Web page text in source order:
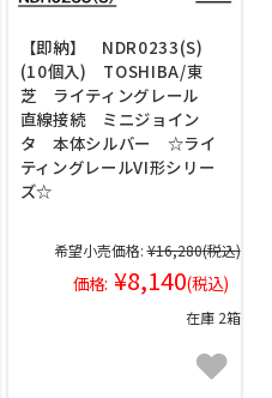
【即納】 NDR0233(S)
(10個入) TOSHIBA/東
芝 ライティングレール
直線接続 ミニジョイン
タ 本体シルバー ☆ライ
ティングレールVI形シリー
ズ☆
希望小売価格: ¥16,280(税込)
価格: ¥8,140(税込)
在庫 2箱